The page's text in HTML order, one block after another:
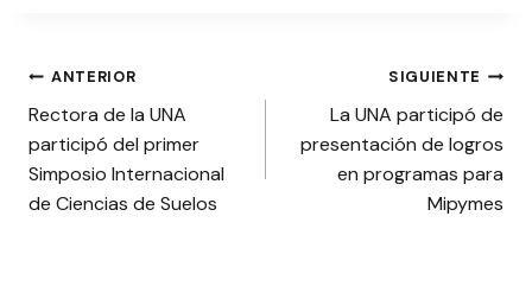
Navegación
de
entradas
ANTERIOR
Rectora de la UNA
participó del primer
Simposio Internacional
de Ciencias de Suelos
SIGUIENTE
La UNA participó de
presentación de logros
en programas para
Mipymes